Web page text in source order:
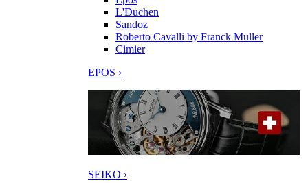
L'Duchen
Sandoz
Roberto Cavalli by Franck Muller
Cimier
EPOS ›
SEIKO ›